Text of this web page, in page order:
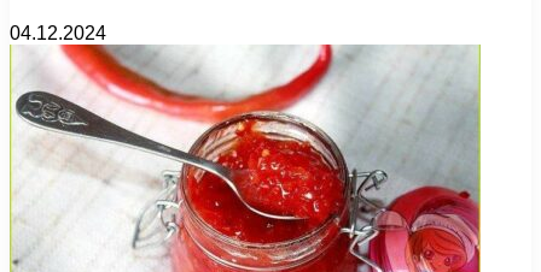
04.12.2024